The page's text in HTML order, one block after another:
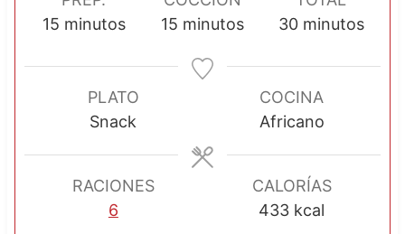
15m
n
minutos
15 m
n
minutos
30m
n
u
t
minutos
PLATO
Snack
COCINA
Africano
RACIONES
6
CALORÍAS
433 kcal